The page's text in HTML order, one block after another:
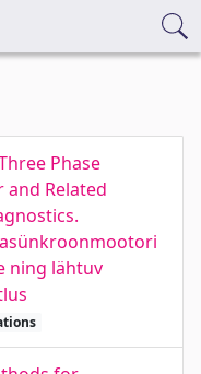
Phase
Related
ning lähtuv